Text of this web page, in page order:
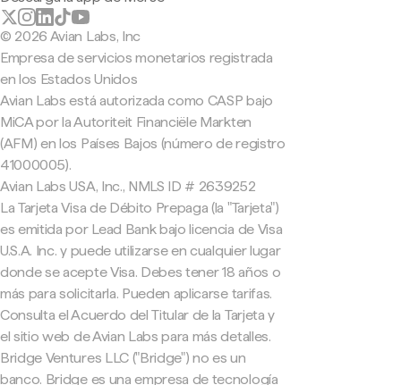
© 2026 Avian Labs, Inc
Empresa de servicios monetarios registrada
en los Estados Unidos
Avian Labs está autorizada como CASP bajo
MiCA por la Autoriteit Financiële Markten
(AFM) en los Países Bajos (número de registro
41000005).
Avian Labs USA, Inc., NMLS ID # 2639252
La Tarjeta Visa de Débito Prepaga (la "Tarjeta")
es emitida por Lead Bank bajo licencia de Visa
U.S.A. Inc. y puede utilizarse en cualquier lugar
donde se acepte Visa. Debes tener 18 años o
más para solicitarla. Pueden aplicarse tarifas.
Consulta el Acuerdo del Titular de la Tarjeta y
el sitio web de Avian Labs para más detalles.
Bridge Ventures LLC ("Bridge") no es un
banco. Bridge es una empresa de tecnología